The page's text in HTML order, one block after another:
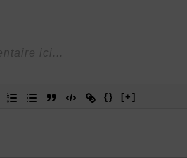
{} [+]